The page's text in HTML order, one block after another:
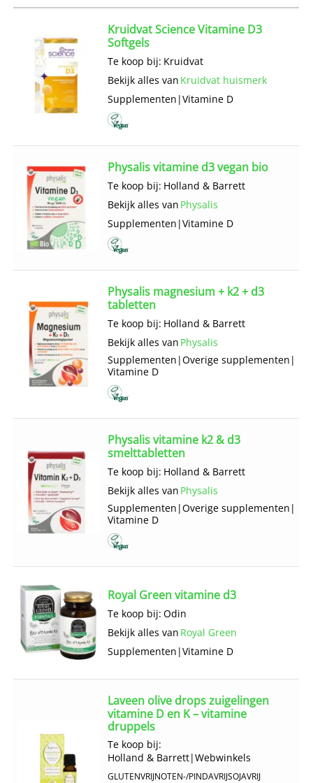
Kruidvat Science Vitamine D3
Softgels
Te koop bij: Kruidvat
Bekijk alles van Kruidvat huismerk
Supplementen |Vitamine D
Physalis vitamine d3 vegan bio
Te koop bij: Holland & Barrett
Bekijk alles van Physalis
Supplementen |Vitamine D
Physalis magnesium + k2 + d3
tabletten
Te koop bij: Holland & Barrett
Bekijk alles van Physalis
Supplementen |Overige supplementen |
Vitamine D
Physalis vitamine k2 & d3
smelttabletten
Te koop bij: Holland & Barrett
Bekijk alles van Physalis
Supplementen |Overige supplementen |
Vitamine D
Royal Green vitamine d3
Te koop bij: Odin
Bekijk alles van Royal Green
Supplementen |Vitamine D
Laveen olive drops zuigelingen
vitamine D en K – vitamine
druppels
Te koop bij:
Holland & Barrett|Webwinkels
GLUTENVRIJNOTEN-/PINDAVRIJSOJAVRIJ